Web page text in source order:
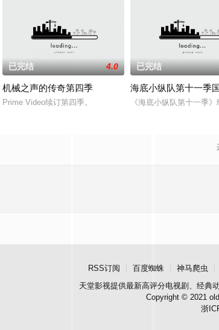
个来自不同世界的少年用他们新获得的忍者力量保护龙免受
已完结 4.0
机械之声的传奇第四季
Prime Video续订第四季。
已完结
海底小纵队第十一季
《海底小纵队第十一季
RSS订阅 百度蜘蛛 神马爬虫
天堂影视提供最新高评分电视剧、经典
Copyright © 2021
浙